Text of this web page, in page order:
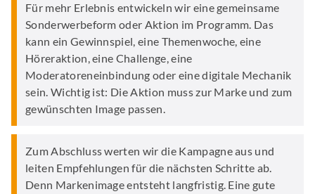
Für mehr Erlebnis entwickeln wir eine gemeinsame
Sonderwerbeform oder Aktion im Programm. Das
kann ein Gewinnspiel, eine Themenwoche, eine
Höreraktion, eine Challenge, eine
Moderatoreneinbindung oder eine digitale Mechanik
sein. Wichtig ist: Die Aktion muss zur Marke und zum
gewünschten Image passen.
Zum Abschluss werten wir die Kampagne aus und
leiten Empfehlungen für die nächsten Schritte ab.
Denn Markenimage entsteht langfristig. Eine gute